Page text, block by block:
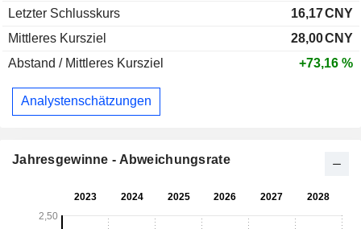
Letzter Schlusskurs
16,17CNY
Mittleres Kursziel
28,00CNY
Abstand / Mittleres Kursziel
+73,16 %
Analystenschätzungen
Jahresgewinne - Abweichungsrate